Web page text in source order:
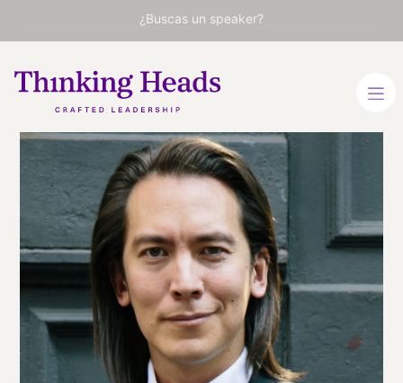
¿Buscas un speaker?
Mike Walsh
Autor de Futuretainment,
experto en Tendencias de
Consumo e Innovación
INGLÉS
VER PERFIL
Viaja
desde
REINO UNIDO
LONDRES